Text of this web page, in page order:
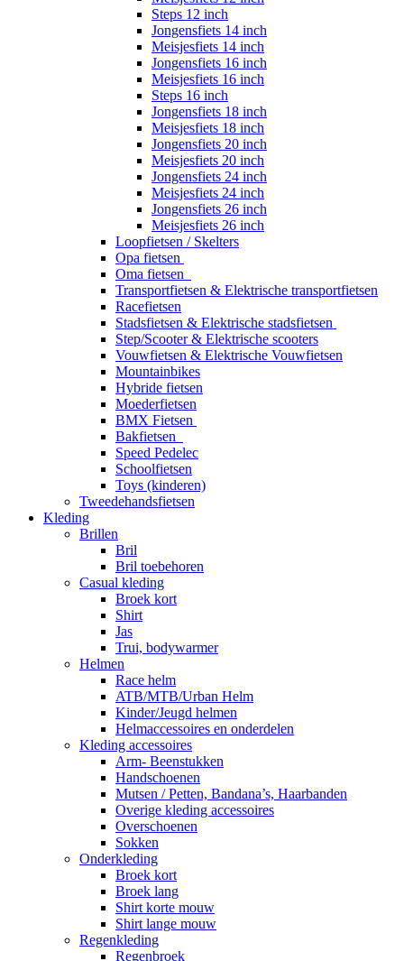
Steps 12 inch
Jongensfiets 14 inch
Meisjesfiets 14 inch
Jongensfiets 16 inch
Meisjesfiets 16 inch
Steps 16 inch
Jongensfiets 18 inch
Meisjesfiets 18 inch
Jongensfiets 20 inch
Meisjesfiets 20 inch
Jongensfiets 24 inch
Meisjesfiets 24 inch
Jongensfiets 26 inch
Meisjesfiets 26 inch
Loopfietsen / Skelters
Opa fietsen
Oma fietsen
Transportfietsen & Elektrische transportfietsen
Racefietsen
Stadsfietsen & Elektrische stadsfietsen
Step/Scooter & Elektrische scooters
Vouwfietsen & Elektrische Vouwfietsen
Mountainbikes
Hybride fietsen
Moederfietsen
BMX Fietsen
Bakfietsen
Speed Pedelec
Schoolfietsen
Toys (kinderen)
Tweedehandsfietsen
Kleding
Brillen
Bril
Bril toebehoren
Casual kleding
Broek kort
Shirt
Jas
Trui, bodywarmer
Helmen
Race helm
ATB/MTB/Urban Helm
Kinder/Jeugd helmen
Helmaccessoires en onderdelen
Kleding accessoires
Arm- Beenstukken
Handschoenen
Mutsen / Petten, Bandana’s, Haarbanden
Overige kleding accessoires
Overschoenen
Sokken
Onderkleding
Broek kort
Broek lang
Shirt korte mouw
Shirt lange mouw
Regenkleding
Regenbroek